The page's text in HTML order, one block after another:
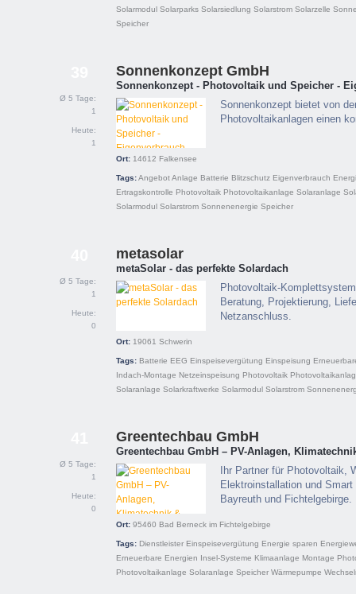
Solarmodul Solarparks Solarsiedlung Solarstrom Solarzelle
Speicher
Ø 5 Tage:
1
Heute:
1
Sonnenkonzept GmbH
Sonnenkonzept - Photovoltaik und Speicher -
Sonnenkonzept bietet von
Photovoltaikanlagen einen
Ort: 14612 Falkensee
Tags:AngebotAnlage Batterie Blitzschutz Eigenverbrauch
Ertragskontrolle Photovoltaik Photovoltaikanlage Solaranlage
Solarmodul Solarstrom Sonnenenergie Speicher
Ø 5 Tage:
1
Heute:
0
metasolar
metaSolar - das perfekte Solardach
Photovoltaik-
Beratung, Projektierung,
Netzanschluss.
Ort: 19061 Schwerin
Tags: Batterie EEG Einspeisevergütung Einspeisung
Indach-Montage Netzeinspeisung Photovoltaik
Solaranlage Solarkraftwerke Solarmodul Solarstrom
Ø 5 Tage:
1
Heute:
0
Greentechbau GmbH
Greentechbau GmbH – PV-Anlagen,
Ihr Partner für Photovoltaik,
Elektroinstallation und
Bayreuth und Fichtelgebirge.
Ort: 95460 Bad Berneck im Fichtelgebirge
Tags: Dienstleister Einspeisevergütung Energie sparen
Erneuerbare Energien Insel-Systeme Klimaanlage Montage
Photovoltaikanlage Solaranlage Speicher Wärmepumpe